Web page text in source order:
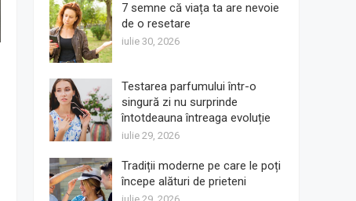
7 semne că viața ta are nevoie
de o resetare
iulie 30, 2026
Testarea parfumului într-o
singură zi nu surprinde
întotdeauna întreaga evoluție
iulie 29, 2026
Tradiții moderne pe care le poți
începe alături de prieteni